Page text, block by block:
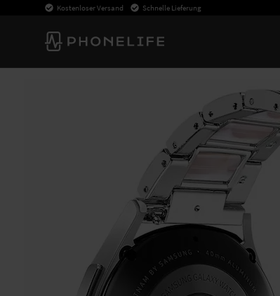
Kostenloser Versand Schnelle Lieferung